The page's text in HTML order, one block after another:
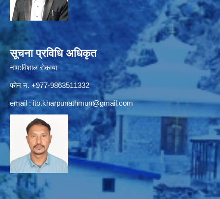
सूचना प्रविधि अधिकृत
नाम:विशाल रोकाया
फोन न. +977-9863511332
email : ito.kharpunathmun@gmail.com